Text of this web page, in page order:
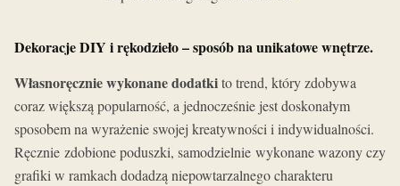
Dekoracje DIY i rękodzieło – sposób na unikatowe wnętrze.
Własnoręcznie wykonane dodatkito trend, który zdobywa
coraz większą popularność, a jednocześnie jest doskonałym
sposobem na wyrażenie swojej kreatywności i indywidualności.
Ręcznie zdobione poduszki, samodzielnie wykonane wazony czy
grafiki w ramkach dodadzą niepowtarzalnego charakteru